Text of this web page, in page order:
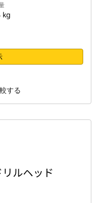
kg
する
ルヘッド